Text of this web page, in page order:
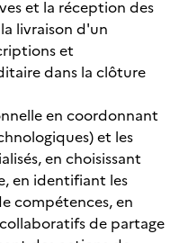
et la réception des
livraison d'un
et
dans la clôture
en coordonnant
et les
en choisissant
en identifiant les
compétences, en
de partage